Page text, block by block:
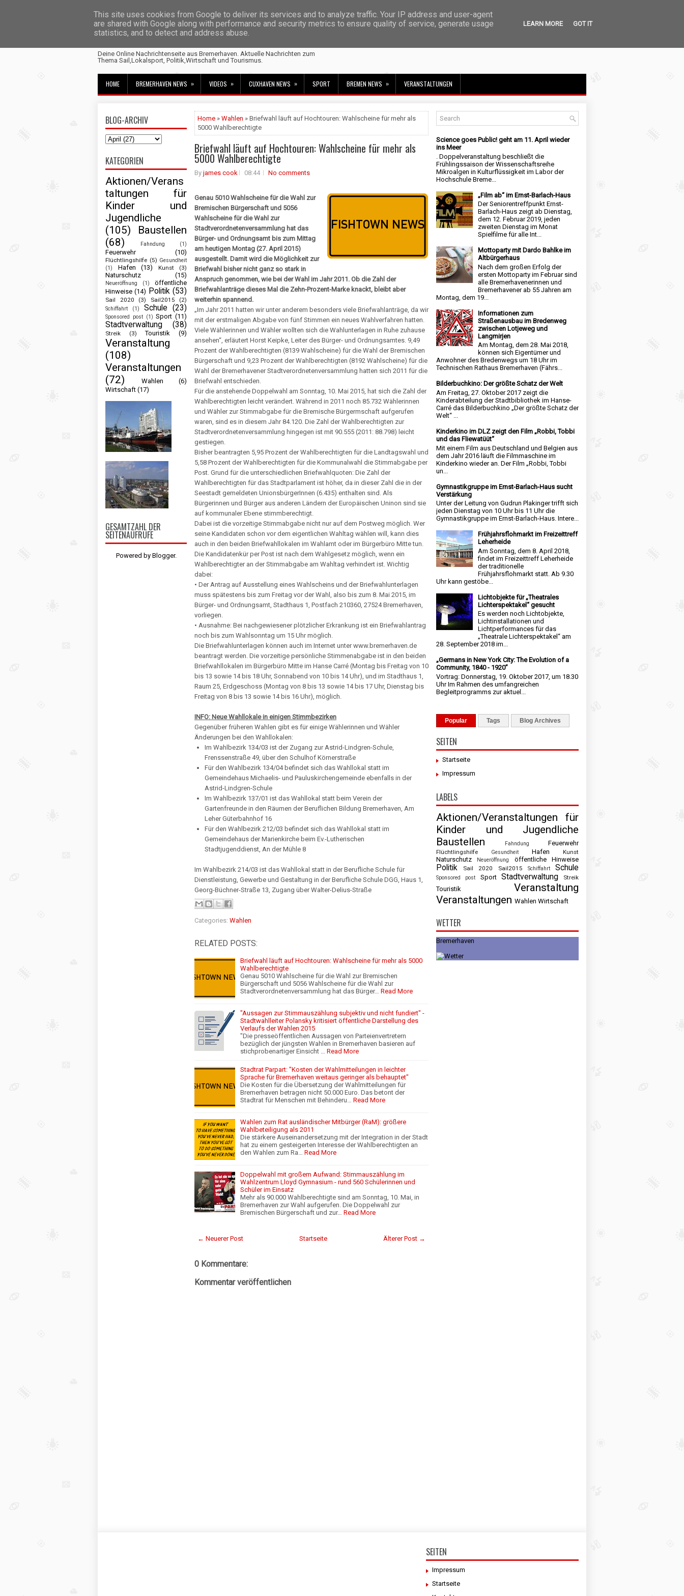
Fischtown News
Deine Online Nachrichtenseite aus Bremerhaven. Aktuelle Nachrichten zum
Thema Sail,Lokalsport, Politik,Wirtschaft und Tourismus.
HOME BREMERHAVEN NEWS » VIDEOS » CUXHAVEN NEWS » SPORT BREMEN NEWS » VERANSTALTUNGEN
BLOG-ARCHIV
KATEGORIEN
Aktionen/Verans
taltungen für
Kinder und
Jugendliche
(105)
Baustellen
(68)
Fahndung (1)
Feuerwehr (10)
Flüchtlingshilfe (5) Gesundheit
(1)
Hafen (13) Kunst (3)
Naturschutz (15)
Neueröffnung (1)
öffentliche
Hinweise (14) Politik (53)
Sail 2020 (3) Sail2015 (2)
Schiffahrt (1) Schule (23)
Sponsored post (1) Sport (11)
Stadtverwaltung (38)
Streik (3) Touristik (9)
Veranstaltung
(108)
Veranstaltungen
(72)
Wahlen
(6)
Wirtschaft (17)
GESAMTZAHL DER
SEITENAUFRUFE
Powered by Blogger.
Home » Wahlen » Briefwahl läuft auf Hochtouren: Wahlscheine für mehr als
5000 Wahlberechtigte
Briefwahl läuft auf Hochtouren: Wahlscheine für mehr als
5000 Wahlberechtigte
By james cook 08:44 No comments
Genau 5010 Wahlscheine für die Wahl zur
Bremischen Bürgerschaft und 5056
Wahlscheine für die Wahl zur
Stadtverordnetenversammlung hat das
Bürger- und Ordnungsamt bis zum Mittag
am heutigen Montag (27. April 2015)
ausgestellt. Damit wird die Möglichkeit zur
Briefwahl bisher nicht ganz so stark in
Anspruch genommen, wie bei der Wahl im Jahr 2011. Ob die Zahl der
Briefwahlanträge dieses Mal die Zehn-Prozent-Marke knackt, bleibt aber
weiterhin spannend.
„Im Jahr 2011 hatten wir unter anderem besonders viele Briefwahlanträge, da wir
mit der erstmaligen Abgabe von fünf Stimmen ein neues Wahlverfahren hatten.
Viele Wählerinnen und Wähler wollten sich die Wahlunterlagen in Ruhe zuhause
ansehen“, erläutert Horst Keipke, Leiter des Bürger- und Ordnungsamtes. 9,49
Prozent der Wahlberechtigten (8139 Wahlscheine) für die Wahl der Bremischen
Bürgerschaft und 9,23 Prozent der Wahlberechtigten (8192 Wahlscheine) für die
Wahl der Bremerhavener Stadtverordnetenversammlung hatten sich 2011 für die
Briefwahl entschieden.
Für die anstehende Doppelwahl am Sonntag, 10. Mai 2015, hat sich die Zahl der
Wahlberechtigten leicht verändert. Während in 2011 noch 85.732 Wählerinnen
und Wähler zur Stimmabgabe für die Bremische Bürgermschaft aufgerufen
waren, sind es in diesem Jahr 84.120. Die Zahl der Wahlberechtigten zur
Stadtverordnetenversammlung hingegen ist mit 90.555 (2011: 88.798) leicht
gestiegen.
Bisher beantragten 5,95 Prozent der Wahlberechtigten für die Landtagswahl und
5,58 Prozent der Wahlberechtigten für die Kommunalwahl die Stimmabgabe per
Post. Grund für die unterschiedlichen Briefwahlquoten: Die Zahl der
Wahlberechtigten für das Stadtparlament ist höher, da in dieser Zahl die in der
Seestadt gemeldeten UnionsbürgerInnen (6.435) enthalten sind. Als
Bürgerinnen und Bürger aus anderen Ländern der Europäischen Uninon sind sie
auf kommunaler Ebene stimmberechtigt.
Dabei ist die vorzeitige Stimmabgabe nicht nur auf dem Postweg möglich. Wer
seine Kandidaten schon vor dem eigentlichen Wahltag wählen will, kann dies
auch in den beiden Briefwahllokalen im Wahlamt oder im Bürgerbüro Mitte tun.
Die Kandidatenkür per Post ist nach dem Wahlgesetz möglich, wenn ein
Wahlberechtigter an der Stimmabgabe am Wahltag verhindert ist. Wichtig
dabei:
• Der Antrag auf Ausstellung eines Wahlscheins und der Briefwahlunterlagen
muss spätestens bis zum Freitag vor der Wahl, also bis zum 8. Mai 2015, im
Bürger- und Ordnungsamt, Stadthaus 1, Postfach 210360, 27524 Bremerhaven,
vorliegen.
• Ausnahme: Bei nachgewiesener plötzlicher Erkrankung ist ein Briefwahlantrag
noch bis zum Wahlsonntag um 15 Uhr möglich.
Die Briefwahlunterlagen können auch im Internet unter www.bremerhaven.de
beantragt werden. Die vorzeitige persönliche Stimmenabgabe ist in den beiden
Briefwahllokalen im Bürgerbüro Mitte im Hanse Carré (Montag bis Freitag von 10
bis 13 sowie 14 bis 18 Uhr, Sonnabend von 10 bis 14 Uhr), und im Stadthaus 1,
Raum 25, Erdgeschoss (Montag von 8 bis 13 sowie 14 bis 17 Uhr, Dienstag bis
Freitag von 8 bis 13 sowie 14 bis 16 Uhr), möglich.
INFO: Neue Wahllokale in einigen Stimmbezirken
Gegenüber früheren Wahlen gibt es für einige Wählerinnen und Wähler
Änderungen bei den Wahllokalen:
Im Wahlbezirk 134/03 ist der Zugang zur Astrid-Lindgren-Schule,
Frenssenstraße 49, über den Schulhof Körnerstraße
Für den Wahlbezirk 134/04 befindet sich das Wahllokal statt im
Gemeindehaus Michaelis- und Pauluskirchengemeinde ebenfalls in der
Astrid-Lindgren-Schule
Im Wahlbezirk 137/01 ist das Wahllokal statt beim Verein der
Gartenfreunde in den Räumen der Beruflichen Bildung Bremerhaven, Am
Leher Güterbahnhof 16
Für den Wahlbezirk 212/03 befindet sich das Wahllokal statt im
Gemeindehaus der Marienkirche beim Ev.-Lutherischen
Stadtjugenddienst, An der Mühle 8
Im Wahlbezirk 214/03 ist das Wahllokal statt in der Berufliche Schule für
Dienstleistung, Gewerbe und Gestaltung in der Berufliche Schule DGG, Haus 1,
Georg-Büchner-Straße 13, Zugang über Walter-Delius-Straße
Categories: Wahlen
RELATED POSTS:
Briefwahl läuft auf Hochtouren: Wahlscheine für mehr als 5000
Wahlberechtigte
Genau 5010 Wahlscheine für die Wahl zur Bremischen
Bürgerschaft und 5056 Wahlscheine für die Wahl zur
Stadtverordnetenversammlung hat das Bürger…
Read More
"Aussagen zur Stimmauszählung subjektiv und nicht fundiert" -
Stadtwahlleiter Polansky kritisiert öffentliche Darstellung des
Verlaufs der Wahlen 2015
"Die presseöffentlichen Aussagen von Parteienvertretern
bezüglich der jüngsten Wahlen in Bremerhaven basieren auf
stichprobenartiger Einsicht …
Read More
Stadtrat Parpart: "Kosten der Wahlmitteilungen in leichter
Sprache für Bremerhaven weitaus geringer als behauptet"
Die Kosten für die Übersetzung der Wahlmitteilungen für
Bremerhaven betragen nicht 50.000 Euro. Das betont der
Stadtrat für Menschen mit Behinderu…
Read More
Wahlen zum Rat ausländischer Mitbürger (RaM): größere
Wahlbeteiligung als 2011
Die stärkere Auseinandersetzung mit der Integration in der Stadt
hat zu einem gesteigerten Interesse der Wahlberechtigten an
den Wahlen zum Ra…
Read More
Doppelwahl mit großem Aufwand: Stimmauszählung im
Wahlzentrum Lloyd Gymnasium - rund 560 Schülerinnen und
Schüler im Einsatz
Mehr als 90.000 Wahlberechtigte sind am Sonntag, 10. Mai, in
Bremerhaven zur Wahl aufgerufen. Die Doppelwahl zur
Bremischen Bürgerschaft und zur…
Read More
← Neuerer Post Älterer Post →
Startseite
0 Kommentare:
Kommentar veröffentlichen
Science goes Public! geht am 11. April wieder
ins Meer
. Doppelveranstaltung beschließt die
Frühlingssaison der Wissenschaftsreihe
Mikroalgen in Kulturflüssigkeit im Labor der
Hochschule Breme...
„Film ab“ im Ernst-Barlach-Haus
Der Seniorentreffpunkt Ernst-
Barlach-Haus zeigt ab Dienstag,
dem 12. Februar 2019, jeden
zweiten Dienstag im Monat
Spielfilme für alle Int...
Mottoparty mit Dardo Bahlke im
Altbürgerhaus
Nach dem großen Erfolg der
ersten Mottoparty im Februar sind
alle Bremerhavenerinnen und
Bremerhavener ab 55 Jahren am
Montag, dem 19...
Informationen zum
Straßenausbau im Bredenweg
zwischen Lotjeweg und
Langmirjen
Am Montag, dem 28. Mai 2018,
können sich Eigentümer und
Anwohner des Bredenwegs um 18 Uhr im
Technischen Rathaus Bremerhaven (Fährs...
Bilderbuchkino: Der größte Schatz der Welt
Am Freitag, 27. Oktober 2017 zeigt die
Kinderabteilung der Stadtbibliothek im Hanse-
Carré das Bilderbuchkino „Der größte Schatz der
Welt“ ...
Kinderkino im DLZ zeigt den Film „Robbi, Tobbi
und das Fliewatüüt“
Mit einem Film aus Deutschland und Belgien aus
dem Jahr 2016 läuft die Filmmaschine im
Kinderkino wieder an. Der Film „Robbi, Tobbi
un...
Gymnastikgruppe im Ernst-Barlach-Haus sucht
Verstärkung
Unter der Leitung von Gudrun Plakinger trifft sich
jeden Dienstag von 10 Uhr bis 11 Uhr die
Gymnastikgruppe im Ernst-Barlach-Haus. Intere...
Frühjahrsflohmarkt im Freizeittreff
Leherheide
Am Sonntag, dem 8. April 2018,
findet im Freizeittreff Leherheide
der traditionelle
Frühjahrsflohmarkt statt. Ab 9.30
Uhr kann gestöbe...
Lichtobjekte für „Theatrales
Lichterspektakel“ gesucht
Es werden noch Lichtobjekte,
Lichtinstallationen und
Lichtperformances für das
„Theatrale Lichterspektakel“ am
28. September 2018 im...
„Germans in New York City: The Evolution of a
Community, 1840 - 1920”
Vortrag: Donnerstag, 19. Oktober 2017, um 18.30
Uhr Im Rahmen des umfangreichen
Begleitprogramms zur aktuel...
Popular Tags Blog Archives
SEITEN
Startseite
Impressum
LABELS
Aktionen/Veranstaltungen für
Kinder und Jugendliche
Baustellen
Fahndung Feuerwehr
Flüchtlingshilfe Gesundheit Hafen Kunst
Naturschutz Neueröffnung öffentliche Hinweise
Politik Sail 2020 Sail2015 Schiffahrt Schule
Sponsored post Sport Stadtverwaltung Streik
Touristik
Veranstaltung
Veranstaltungen Wahlen Wirtschaft
WETTER
Bremerhaven
SEITEN
Impressum
Startseite
This site uses cookies from Google to deliver its services and to analyze traffic. Your IP address and user-agent
are shared with Google along with performance and security metrics to ensure quality of service, generate usage
statistics, and to detect and address abuse.
LEARN MORE GOT IT